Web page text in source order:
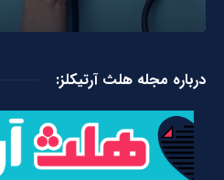
درباره مجله هلث آرتیکلز: